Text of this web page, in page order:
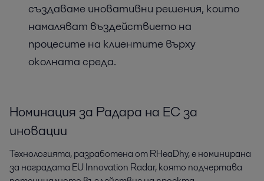
създаваме иновативни решения, които
намаляват въздействието на
процесите на клиентите върху
околната среда.
Номинация за Радара на ЕС за
иновации
Технологията, разработена от RHeaDhy, е номинирана
за наградата EU Innovation Radar, която подчертава